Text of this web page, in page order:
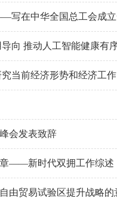
写在中华全国总工会成
向 推动人工智能健康有
当前经济形势和经济工
会发表致辞
——新时代双拥工作综述
由贸易试验区提升战略的